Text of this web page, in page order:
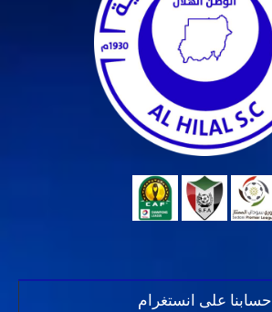
حسابنا على انستغرام